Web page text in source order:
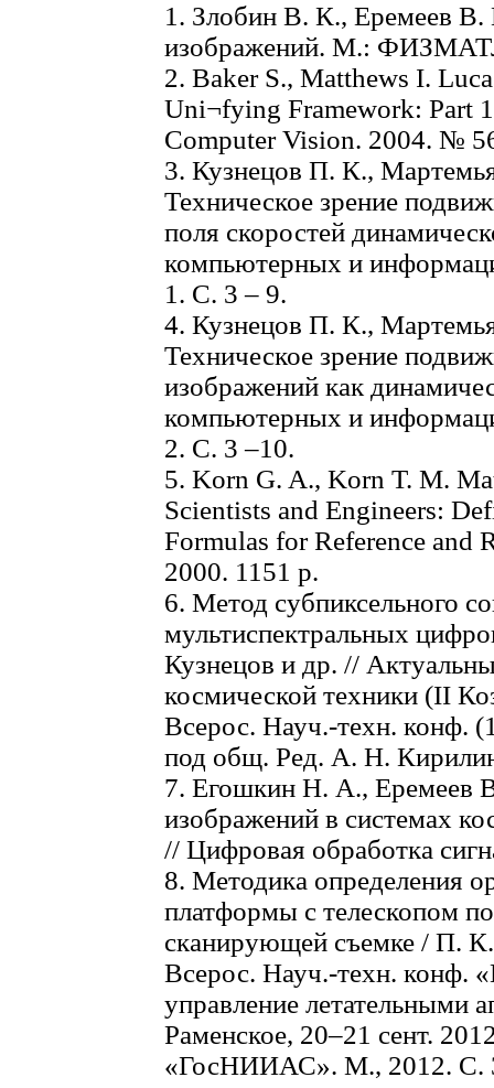
1. Злобин В. К., Еремеев В.
изображений. М.:
2. Baker S., Matthews I.
Uni¬fying Framework: Part
Computer Vision. 2004. №
3. Кузнецов П. К.,
Техническое зрение
поля скоростей
компьютерных и
1. С. 3 – 9.
4. Кузнецов П. К.,
Техническое зрение
изображений как
компьютерных и
2. С. 3 –10.
5. Korn G. A., Korn T. M.
Scientists and Engineers:
Formulas for Reference and
2000. 1151 р.
6. Метод субпиксельного
мультиспектральных
Кузнецов и др. //
космической техники (II
Всерос. Науч.-техн. конф.
под общ. Ред. А. Н.
7. Егошкин Н. А., Еремеев
изображений в системах
// Цифровая обработка
8. Методика определения
платформы с телескопом
сканирующей съемке / П.
Всерос. Науч.-техн. конф.
управление летательными
Раменское, 20–21 сент.
«ГосНИИАС». М., 2012. С.